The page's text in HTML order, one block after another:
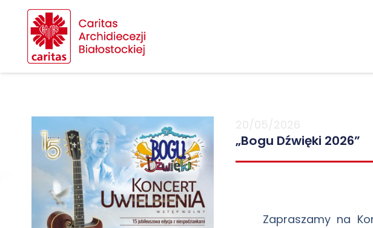
„Bogu Dźwięki 2026”
Zapraszamy na